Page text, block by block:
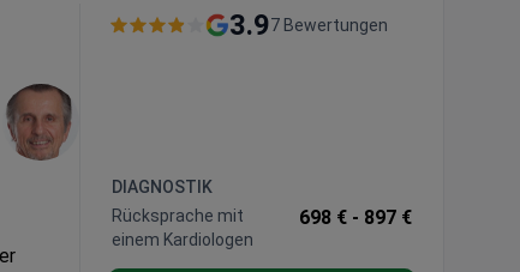
3.97 Bewertungen
DIAGNOSTIK
Rücksprache mit
einem Kardiologen
698 € - 897 €